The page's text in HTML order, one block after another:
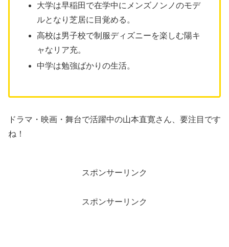
大学は早稲田で在学中にメンズノンノのモデ
ルとなり芝居に目覚める。
高校は男子校で制服ディズニーを楽しむ陽キ
ャなリア充。
中学は勉強ばかりの生活。
ドラマ・映画・舞台で活躍中の山本直寛さん、要注目です
ね！
スポンサーリンク
スポンサーリンク